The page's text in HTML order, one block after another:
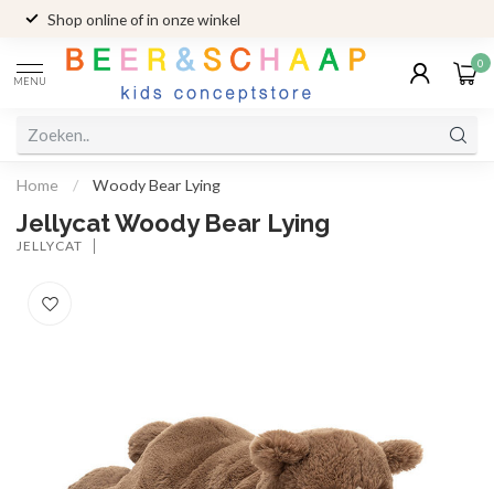
Shop online of in onze winkel
MENU
0
Home / Woody Bear Lying
Jellycat Woody Bear Lying
JELLYCAT